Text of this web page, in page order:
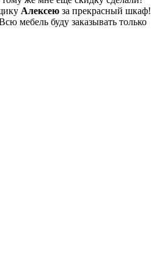
Алексею за прекрасный шкаф!
мебель буду заказывать только